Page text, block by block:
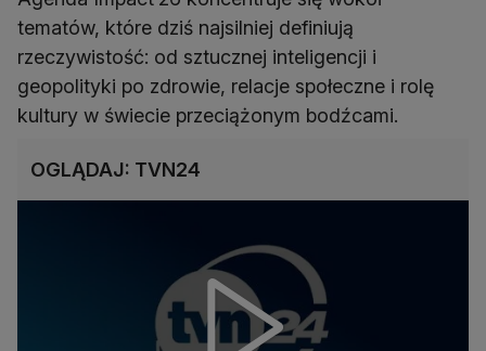
tematów, które dziś najsilniej definiują
rzeczywistość: od sztucznej inteligencji i
geopolityki po zdrowie, relacje społeczne i rolę
kultury w świecie przeciążonym bodźcami.
OGLĄDAJ: TVN24